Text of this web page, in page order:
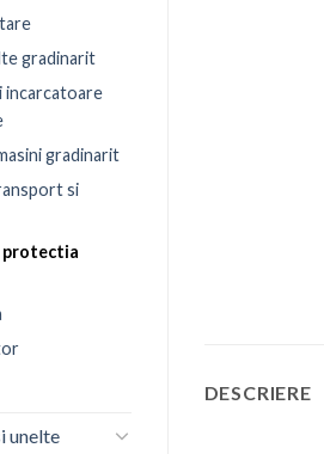
gradinarit
incarcatoare
gradinarit
si
protectia
unelte
DESCRIERE